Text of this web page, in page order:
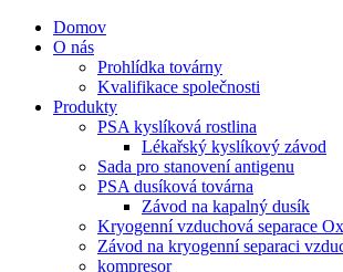
Domov
O nás
Prohlídka továrny
Kvalifikace společnosti
Produkty
PSA kyslíková rostlina
Lékařský kyslíkový závod
Sada pro stanovení antigenu
PSA dusíková továrna
Závod na kapalný dusík
Kryogenní vzduchová separace
Závod na kryogenní separaci
kompresor